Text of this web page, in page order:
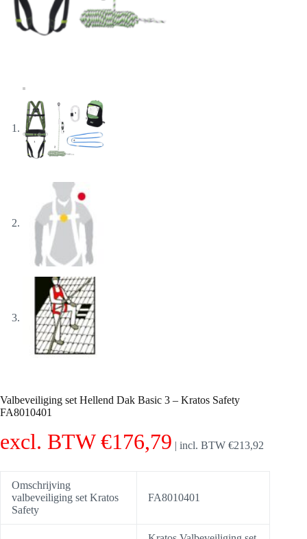
Valbeveiliging set Hellend Dak Basic 3 – Kratos Safety
FA8010401
excl. BTW€176,79 | incl. BTW €213,92
Omschrijving
valbeveiliging set Kratos
Safety
FA8010401